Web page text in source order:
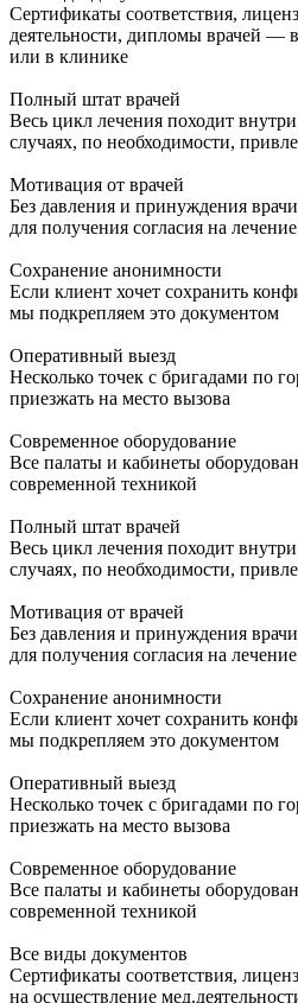
Сертификаты соответствия,
деятельности, дипломы врачей —
или в клинике
Полный штат врачей
Весь цикл лечения походит
случаях, по необходимости,
Мотивация от врачей
Без давления и принуждения
для получения согласия на лечение
Сохранение анонимности
Если клиент хочет сохранить
мы подкрепляем это документом
Оперативный выезд
Несколько точек с бригадами по
приезжать на место вызова
Современное оборудование
Все палаты и кабинеты
современной техникой
Полный штат врачей
Весь цикл лечения походит
случаях, по необходимости,
Мотивация от врачей
Без давления и принуждения
для получения согласия на лечение
Сохранение анонимности
Если клиент хочет сохранить
мы подкрепляем это документом
Оперативный выезд
Несколько точек с бригадами по
приезжать на место вызова
Современное оборудование
Все палаты и кабинеты
современной техникой
Все виды документов
Сертификаты соответствия,
на осуществление